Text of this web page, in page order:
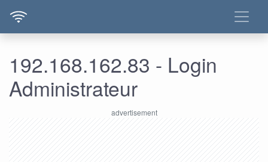
192.168.162.83 - Login
Administrateur